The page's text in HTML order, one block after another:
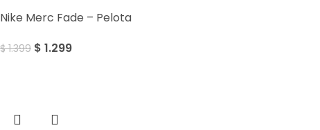
Nike Merc Fade – Pelota
$1.399 $ 1.299